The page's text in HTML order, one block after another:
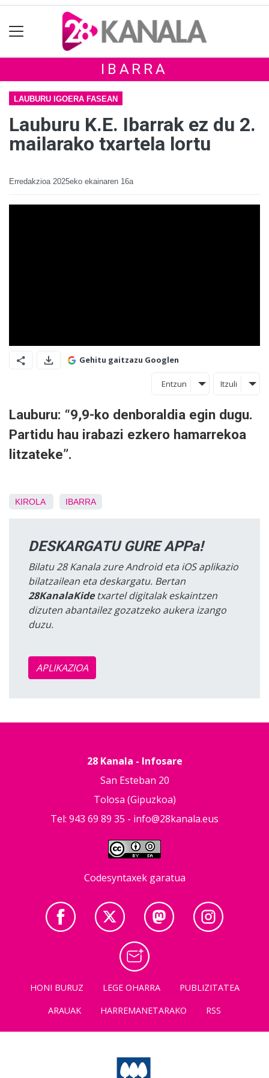
IBARRA
LAUBURU IGOERA FASEAN
Lauburu K.E. Ibarrak ez du 2.
mailarako txartela lortu
Erredakzioa 2025eko ekainaren 16a
Gehitu gaitzazu Googlen
Entzun Itzuli
Lauburu: “9,9-ko denboraldia egin dugu.
Partidu hau irabazi ezkero hamarrekoa
litzateke”.
KIROLA IBARRA
DESKARGATU GURE APPa!
Bilatu 28 Kanala zure Android eta iOS aplikazio
bilatzailean eta deskargatu. Bertan
28KanalaKidetxartel digitalak eskaintzen
dizuten abantailez gozatzeko aukera izango
duzu.
APLIKAZIOA
28 Kanala - Infosare
San Esteban 20
Tolosa (Gipuzkoa)
Tel: 943 69 89 35 - info@28kanala.eus
Codesyntaxek garatua
HONI BURUZ LEGE OHARRA
PUBLIZITATEA
ARAUAK
HARREMANETARAKO RSS